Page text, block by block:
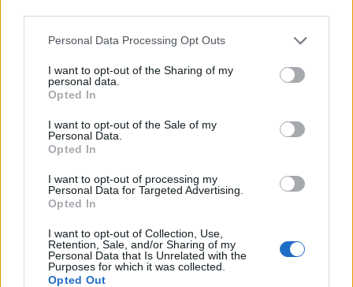
Personal Data Processing Opt Outs
I want to opt-out of the Sharing of my
personal data.
Opted In
I want to opt-out of the Sale of my
Personal Data.
Opted In
I want to opt-out of processing my
Personal Data for Targeted Advertising.
Opted In
I want to opt-out of Collection, Use,
Retention, Sale, and/or Sharing of my
Personal Data that Is Unrelated with the
Purposes for which it was collected.
Opted Out
perfetta per te.
Scopri Di Più
tuo usato
un valore,
scoprilo
subito!
Hai trovato
Contattaci per